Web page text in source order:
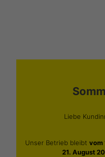
Liebe
Unser Betrieb bleibt vom
21. August